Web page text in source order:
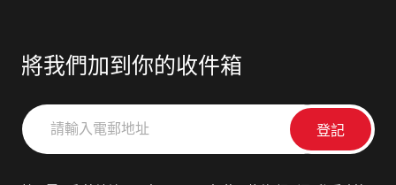
將我們加到你的收件箱
請
輸